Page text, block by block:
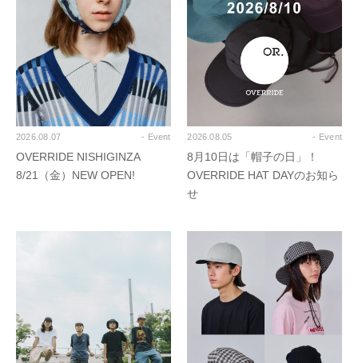
2026.08.07 - Event
OVERRIDE NISHIGINZA
8/21（金）NEW OPEN!
2026.08.05 - Event
8月10日は「帽子の日」！
OVERRIDE HAT DAYのお知ら
せ